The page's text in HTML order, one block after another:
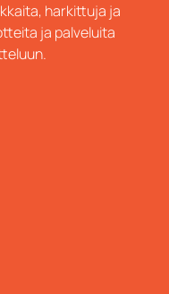
harkittuja ja
ja palveluita